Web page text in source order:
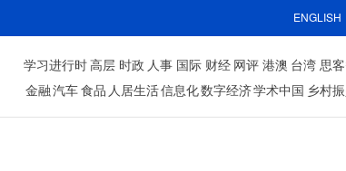
ENGLISH
学习进行时 高层 时政 人事 国际 财经 网评 港澳 台湾 思
金融 汽车 食品 人居生活信息化数字经济学术中国 乡村